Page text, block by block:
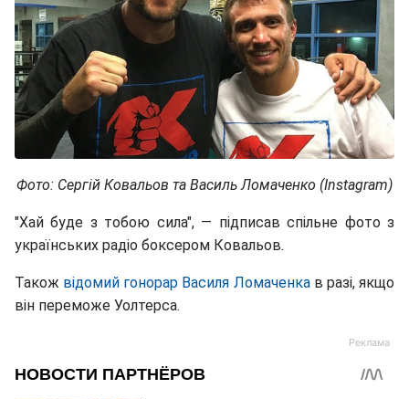
Фото: Сергій Ковальов та Василь Ломаченко (Instagram)
"Хай буде з тобою сила", — підписав спільне фото з
українських радіо боксером Ковальов.
Також відомий гонорар Василя Ломаченкав разі, якщо
він переможе Уолтерса.